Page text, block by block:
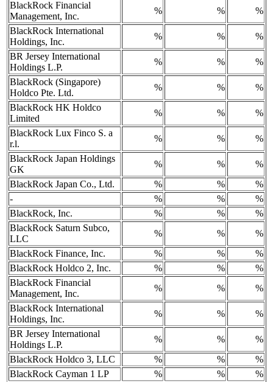
BlackRock Financial
Management, Inc.
% %
%
BlackRock International
Holdings, Inc.
% %
%
BR Jersey International
Holdings L.P.
% %
%
BlackRock (Singapore)
Holdco Pte. Ltd.
% %
%
BlackRock HK Holdco
Limited
% %
%
BlackRock Lux Finco S. a
r.l.
% %
%
BlackRock Japan Holdings
GK
% %
%
BlackRock Japan Co., Ltd.
% %
%
-
% %
%
BlackRock, Inc.
% %
%
BlackRock Saturn Subco,
LLC
% %
%
BlackRock Finance, Inc.
% %
%
BlackRock Holdco 2, Inc.
% %
%
BlackRock Financial
Management, Inc.
% %
%
BlackRock International
Holdings, Inc.
% %
%
BR Jersey International
Holdings L.P.
% %
%
BlackRock Holdco 3, LLC
% %
%
BlackRock Cayman 1 LP
% %
%